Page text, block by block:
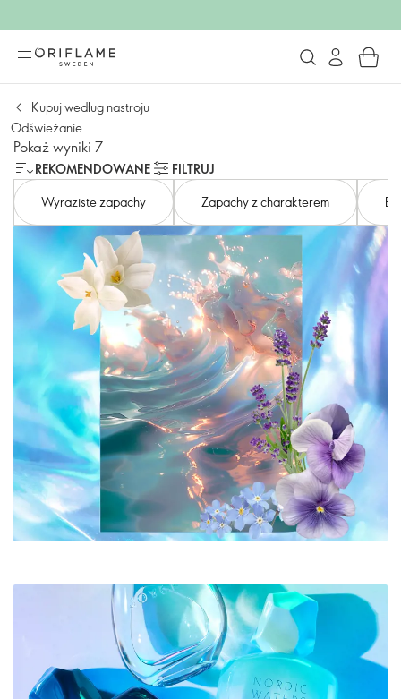
Kupuj według nastroju
Odświeżanie
Pokaż wyniki 7
REKOMENDOWANE
FILTRUJ
Wyraziste zapachy
Zapachy z charakterem